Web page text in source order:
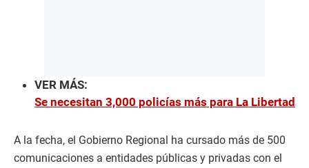
VER MÁS:
Se necesitan 3,000 policías más para La Libertad
A la fecha, el Gobierno Regional ha cursado más de 500
comunicaciones a entidades públicas y privadas con el